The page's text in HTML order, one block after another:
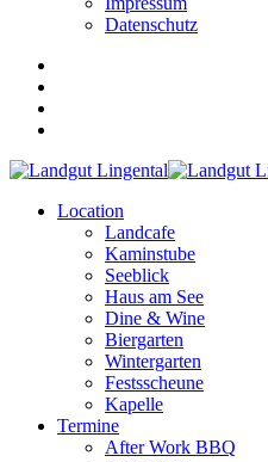
Datenschutz
Location
Landcafe
Kaminstube
Seeblick
Haus am See
Dine & Wine
Biergarten
Wintergarten
Festsscheune
Kapelle
Termine
After Work BBQ